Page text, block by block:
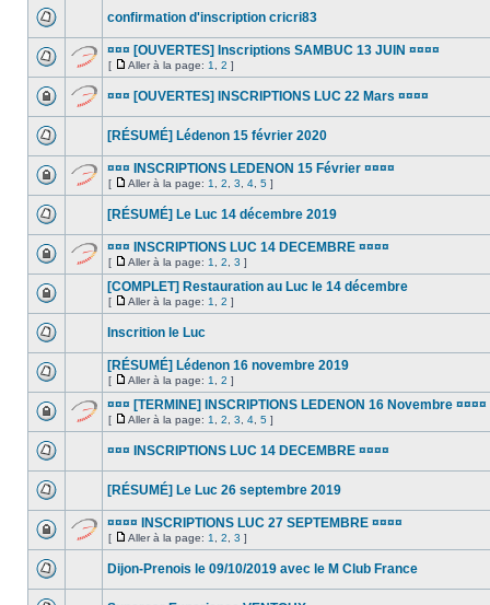
confirmation d'inscription cricri83
¤¤¤ [OUVERTES] Inscriptions SAMBUC 13 JUIN ¤¤¤¤
[ Aller à la page: 1 2 ]
¤¤¤ [OUVERTES] INSCRIPTIONS LUC 22 Mars ¤¤¤¤
[RÉSUMÉ] Lédenon 15 février 2020
¤¤¤ INSCRIPTIONS LEDENON 15 Février ¤¤¤¤
[ Aller à la page: 1 2 3 4 5 ]
[RÉSUMÉ] Le Luc 14 décembre 2019
¤¤¤ INSCRIPTIONS LUC 14 DECEMBRE ¤¤¤¤
[ Aller à la page: 1 2 3 ]
[COMPLET] Restauration au Luc le 14 décembre
[ Aller à la page: 1 2 ]
Inscrition le Luc
[RÉSUMÉ] Lédenon 16 novembre 2019
[ Aller à la page: 1 2 ]
¤¤¤ [TERMINE] INSCRIPTIONS LEDENON 16 Novembre ¤¤¤¤
[ Aller à la page: 1 2 3 4 5 ]
¤¤¤ INSCRIPTIONS LUC 14 DECEMBRE ¤¤¤¤
[RÉSUMÉ] Le Luc 26 septembre 2019
¤¤¤¤ INSCRIPTIONS LUC 27 SEPTEMBRE ¤¤¤¤
[ Aller à la page: 1 2 3 ]
Dijon-Prenois le 09/10/2019 avec le M Club France